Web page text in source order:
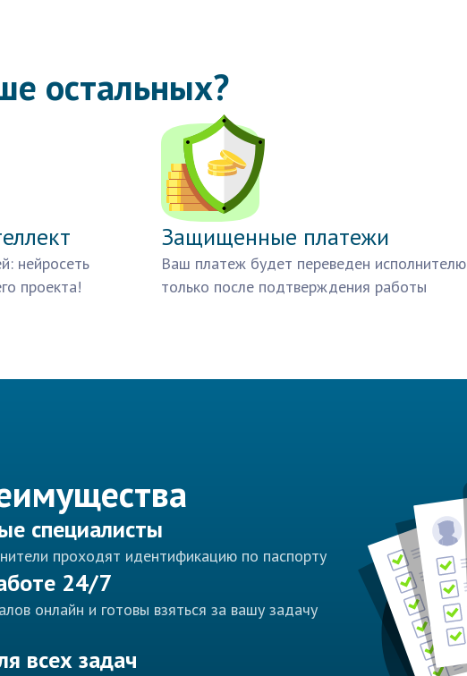
остальных?
нейросеть
проекта!
Защищенные платежи
Ваш платеж будет переведен исполнителю
только после подтверждения работы
специалисты
проходят идентификацию по паспорту
24/7
онлайн и готовы взяться за вашу задачу
всех задач